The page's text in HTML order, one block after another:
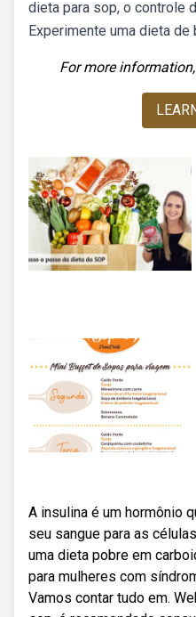
dieta para sop, o controle
Experimente uma dieta
For more
A insulina é um hormônio
seu sangue para as
uma dieta pobre em
para mulheres com
Vamos contar tudo em.